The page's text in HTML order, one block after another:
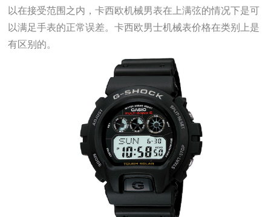
以在接受范围之内，卡西欧机械男表在上满弦的情况下是可
以满足手表的正常误差。卡西欧男士机械表价格在类别上是
有区别的。